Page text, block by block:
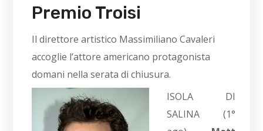
Premio Troisi
Il direttore artistico Massimiliano Cavaleri
accoglie l’attore americano protagonista
domani nella serata di chiusura.
ISOLA DI
SALINA (1°